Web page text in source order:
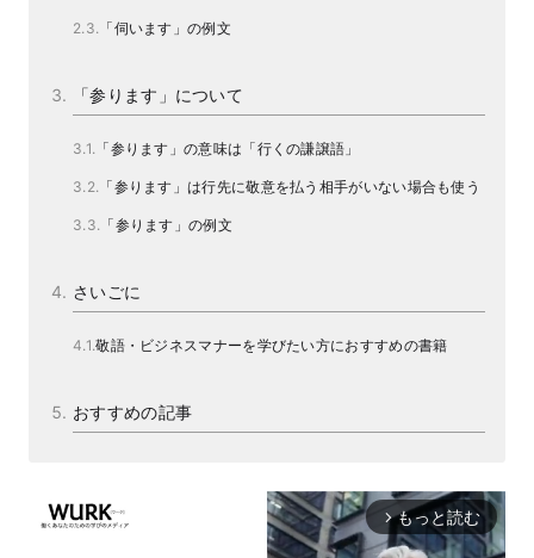
「伺います」の例文
「参ります」について
「参ります」の意味は「行くの謙譲語」
「参ります」は行先に敬意を払う相手がいない場合も使う
「参ります」の例文
さいごに
敬語・ビジネスマナーを学びたい方におすすめの書籍
おすすめの記事
arrow_forward_ios もっと読む